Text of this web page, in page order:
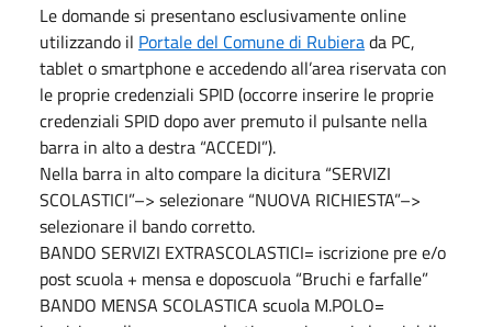
Le domande si presentano esclusivamente online
utilizzando il Portale del Comune di Rubierada PC,
tablet o smartphone e accedendo all’area riservata con
le proprie credenziali SPID (occorre inserire le proprie
credenziali SPID dopo aver premuto il pulsante nella
barra in alto a destra “ACCEDI”).
Nella barra in alto compare la dicitura “SERVIZI
SCOLASTICI”–> selezionare “NUOVA RICHIESTA”–>
selezionare il bando corretto.
BANDO SERVIZI EXTRASCOLASTICI= iscrizione pre e/o
post scuola + mensa e doposcuola “Bruchi e farfalle”
BANDO MENSA SCOLASTICA scuola M.POLO=